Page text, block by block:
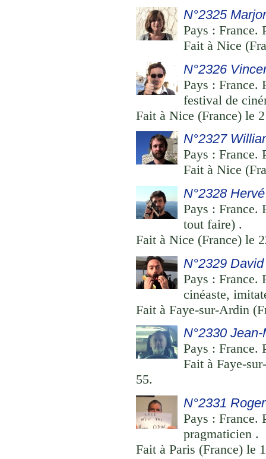
N°2325
Pays : France.
Fait à Nice
N°2326
Pays : France.
festival de
Fait à Nice (France) le
N°2327
Pays : France.
Fait à Nice
N°2328
Pays : France.
tout faire) .
Fait à Nice (France) le
N°2329
Pays : France.
cinéaste,
Fait à Faye-sur-Ardin
N°2330
Pays : France.
Fait à Faye-
55.
N°2331
Pays : France.
pragmaticien .
Fait à Paris (France) le